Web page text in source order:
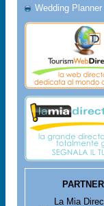
Wedding Planner
La Mia